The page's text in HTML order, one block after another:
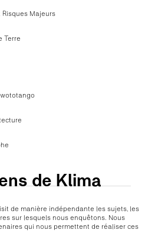
Majeurs
Terre
de Klima
de manière indépendante les sujets, les
sur lesquels nous enquêtons. Nous
qui nous permettent de réaliser ces